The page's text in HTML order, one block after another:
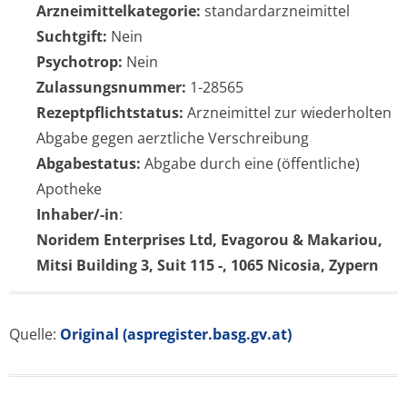
Arzneimittelkategorie: standardarzneimittel
Suchtgift: Nein
Psychotrop: Nein
Zulassungsnummer: 1-28565
Rezeptpflichtstatus: Arzneimittel zur wiederholten
Abgabe gegen aerztliche Verschreibung
Abgabestatus: Abgabe durch eine (öffentliche)
Apotheke
Inhaber/-in:
Noridem Enterprises Ltd, Evagorou & Makariou,
Mitsi Building 3, Suit 115 -, 1065 Nicosia, Zypern
Quelle: Original (aspregister.basg.gv.at)